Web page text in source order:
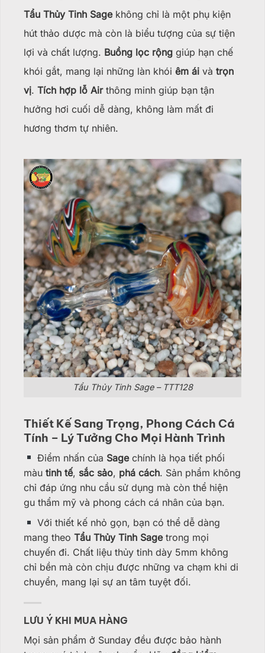
Tẩu Thủy Tinh Sagekhông chỉ là một phụ kiện
hút thảo dược mà còn là biểu tượng của sự tiện
lợi và chất lượng. Buồng lọc rộng giúp hạn chế
khói gắt, mang lại những làn khói êm ái và trọn
vị. Tích hợp lỗ Airthông minh giúp bạn tận
hưởng hơi cuối dễ dàng, không làm mất đi
hương thơm tự nhiên.
Tẩu Thủy Tinh Sage – TTT128
Thiết Kế Sang Trọng, Phong Cách Cá
Tính – Lý Tưởng Cho Mọi Hành Trình
Điểm nhấn của Sagechính là họa tiết phối
màu tinh tế, sắc sảo, phá cách. Sản phẩm không
chỉ đáp ứng nhu cầu sử dụng mà còn thể hiện
gu thẩm mỹ và phong cách cá nhân của bạn.
Với thiết kế nhỏ gọn, bạn có thể dễ dàng
mang theo Tẩu Thủy Tinh Sagetrong mọi
chuyến đi. Chất liệu thủy tinh dày 5mm không
chỉ bền mà còn chịu được những va chạm khi di
chuyển, mang lại sự an tâm tuyệt đối.
LƯU Ý KHI MUA HÀNG
Mọi sản phẩm ở Sunday đều được bảo hành